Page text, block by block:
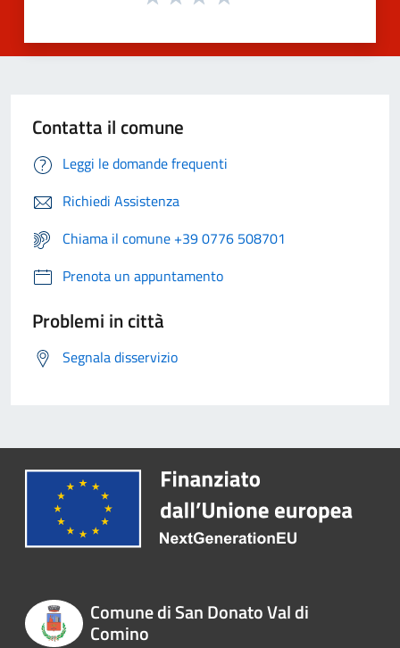
Contatta il comune
Leggi le domande frequenti
Richiedi Assistenza
Chiama il comune +39 0776 508701
Prenota un appuntamento
Problemi in città
Segnala disservizio
Comune di San Donato Val di
Comino